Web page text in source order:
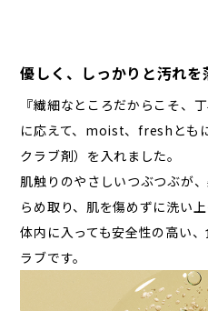
優しく、しっかりと汚れを
『繊細なところだからこそ、
に応えて、moist、freshとも
クラブ剤）を入れました。
肌触りのやさしいつぶつぶが
らめ取り、肌を傷めずに洗い上
体内に入っても安全性の高い
ラブです。